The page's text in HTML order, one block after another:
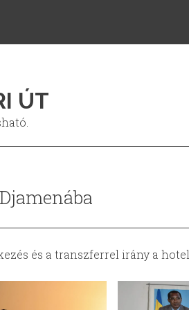
ÚT
és a transzferrel irány a hotel.